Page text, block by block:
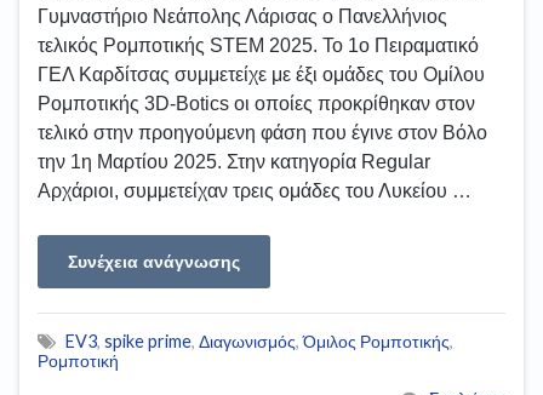
Γυμναστήριο Νεάπολης Λάρισας ο Πανελλήνιος
τελικός Ρομποτικής STEM 2025. Το 1ο Πειραματικό
ΓΕΛ Καρδίτσας συμμετείχε με έξι ομάδες του Ομίλου
Ρομποτικής 3D-Botics οι οποίες προκρίθηκαν στον
τελικό στην προηγούμενη φάση που έγινε στον Βόλο
την 1η Μαρτίου 2025. Στην κατηγορία Regular
Αρχάριοι, συμμετείχαν τρεις ομάδες του Λυκείου …
Συνέχεια ανάγνωσης
EV3, spike prime, Διαγωνισμός,Όμιλος Ρομποτικής,
Ρομποτική